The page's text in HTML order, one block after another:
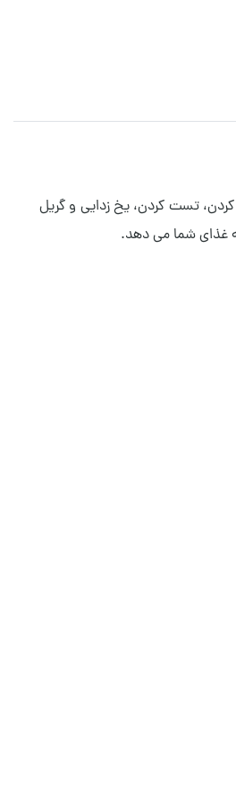
دستگاه 1500 وات است و قابلیت پخت، سرخ کردن، تست کردن، یخ زدایی و گریل
غذای شما می دهد.